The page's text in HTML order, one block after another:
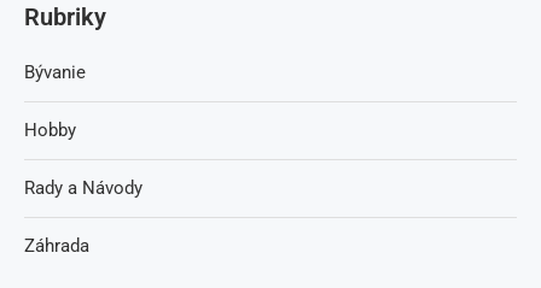
Rubriky
Bývanie
Hobby
Rady a Návody
Záhrada